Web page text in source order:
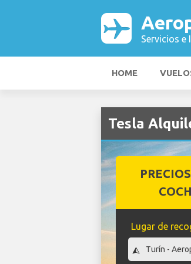
Servicios
HOME
Tesla
Lugar de